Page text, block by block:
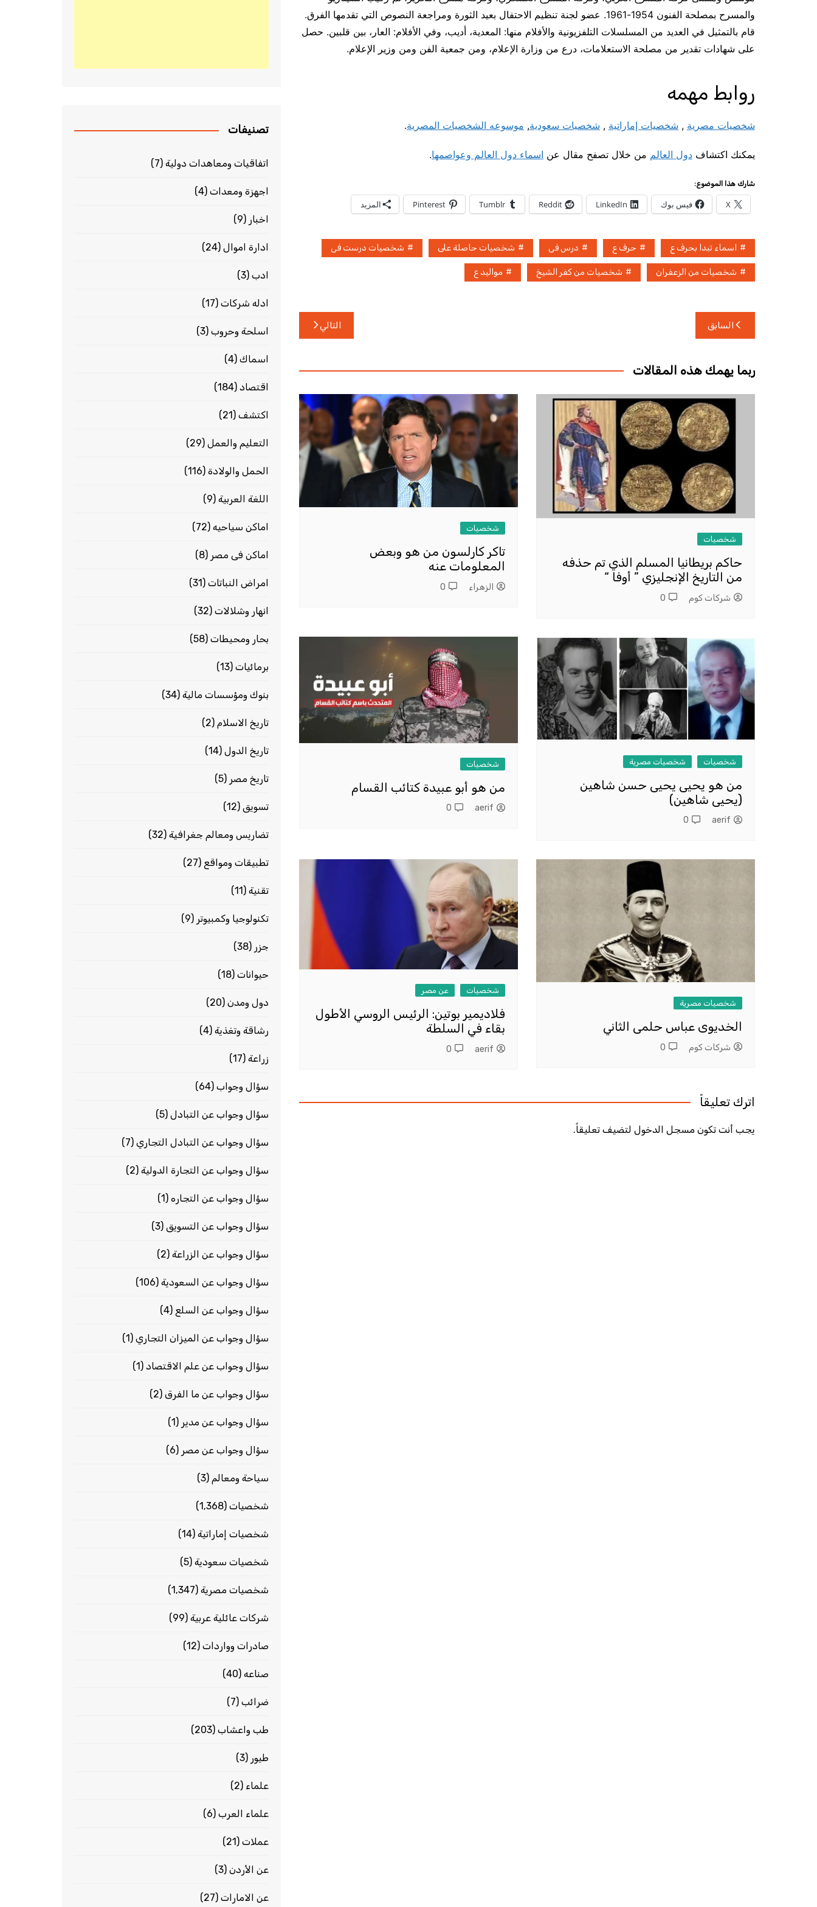
والمسرح بمصلحة الفنون 1954-1961. عضو لجنة تنظيم الاحتفال بعيد الثورة ومراجعة النصوص التي تقدمها الفرق.
قام بالتمثيل في العديد من المسلسلات التلفزيونية والأفلام منها: المعدية، أديب، وفي الأفلام: العار، بين قلبين. حصل
على شهادات تقدير من مصلحة الاستعلامات، درع من وزارة الإعلام، ومن جمعية الفن ومن وزير الإعلام.
روابط مهمه
شخصيات مصرية , شخصيات إماراتية , شخصيات سعودية, موسوعه الشخصيات المصرية.
يمكنك اكتشاف دول العالم من خلال تصفح مقال عن اسماء دول العالم وعواصمها.
شارك هذا الموضوع:
X فيس بوك LinkedIn
Reddit
Tumblr
Pinterest المزيد
اسماء تبدا بحرف ع حرف ع درس فى شخصيات حاصلة على شخصيات درست فى
شخصيات من الزعفران شخصيات من كفر الشيخ مواليد ع
تصفّح
المقالات
السابق التالي
ربما يهمك هذه المقالات
شخصيات
حاكم بريطانيا المسلم الذي تم حذفه
من التاريخ الإنجليزي ” أوفا “
شركات كوم 0
شخصيات
تاكر كارلسون من هو وبعض
المعلومات عنه
الزهراء 0
شخصيات شخصيات مصرية
من هو يحيى يحيى حسن شاهين
(يحيى شاهين)
aerif
0
شخصيات
من هو أبو عبيدة كتائب القسام
aerif
0
شخصيات مصرية
الخديوى عباس حلمى الثاني
شركات كوم 0
شخصيات عن مصر
فلاديمير بوتين: الرئيس الروسي الأطول
بقاء في السلطة
aerif
0
اترك تعليقاً
يجب أنت تكون مسجل الدخول لتضيف تعليقاً.
تصنيفات
اتفاقيات ومعاهدات دولية (7)
اجهزة ومعدات (4)
اخبار (9)
ادارة اموال (24)
ادب (3)
ادله شركات (17)
اسلحة وحروب (3)
اسماك (4)
اقتصاد (184)
اكتشف (21)
التعليم والعمل (29)
الحمل والولادة (116)
اللغة العربية (9)
اماكن سياحيه (72)
اماكن فى مصر (8)
امراض النباتات (31)
انهار وشلالات (32)
بحار ومحيطات (58)
برمائيات (13)
بنوك ومؤسسات مالية (34)
تاريخ الاسلام (2)
تاريخ الدول (14)
تاريخ مصر (5)
تسويق (12)
تضاريس ومعالم جغرافية (32)
تطبيقات ومواقع (27)
تقنية (11)
تكنولوجيا وكمبيوتر (9)
جزر (38)
حيوانات (18)
دول ومدن (20)
رشاقة وتغذية (4)
زراعة (17)
سؤال وجواب (64)
سؤال وجواب عن التبادل (5)
سؤال وجواب عن التبادل التجاري (7)
سؤال وجواب عن التجارة الدولية (2)
سؤال وجواب عن التجاره (1)
سؤال وجواب عن التسويق (3)
سؤال وجواب عن الزراعة (2)
سؤال وجواب عن السعودية (106)
سؤال وجواب عن السلع (4)
سؤال وجواب عن الميزان التجاري (1)
سؤال وجواب عن علم الاقتصاد (1)
سؤال وجواب عن ما الفرق (2)
سؤال وجواب عن مدير (1)
سؤال وجواب عن مصر (6)
سياحة ومعالم (3)
شخصيات (1٬368)
شخصيات إماراتية (14)
شخصيات سعودية (5)
شخصيات مصرية (1٬347)
شركات عائلية عربية (99)
صادرات وواردات (12)
صناعه (40)
ضرائب (7)
طب واعشاب (203)
طيور (3)
علماء (2)
علماء العرب (6)
عملات (21)
عن الأردن (3)
عن الامارات (27)